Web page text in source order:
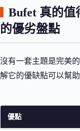
Bufet 真的值
的優劣盤點
沒有一套主題是完美
解它的優缺點可以幫
優點